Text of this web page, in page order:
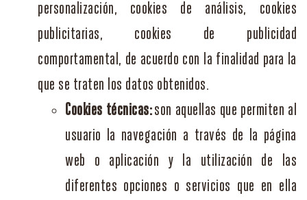
personalización, cookies de análisis, cookies
publicitarias, cookies de publicidad
comportamental, de acuerdo con la finalidad para la
que se traten los datos obtenidos.
Cookies técnicas:son aquellas que permiten al
usuario la navegación a través de la página
web o aplicación y la utilización de las
diferentes opciones o servicios que en ella